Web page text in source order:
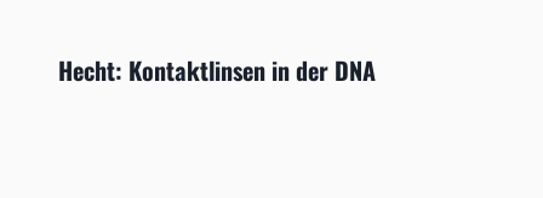
Hecht: Kontaktlinsen in der DNA